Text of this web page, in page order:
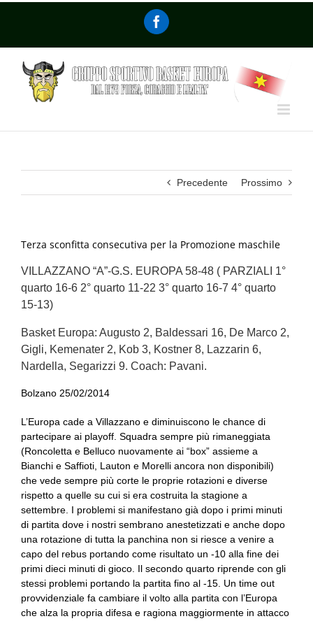
Precedente Prossimo
Terza sconfitta consecutiva per la Promozione maschile
VILLAZZANO “A”-G.S. EUROPA 58-48 ( PARZIALI 1°
quarto 16-6 2° quarto 11-22 3° quarto 16-7 4° quarto
15-13)
Basket Europa: Augusto 2, Baldessari 16, De Marco 2,
Gigli, Kemenater 2, Kob 3, Kostner 8, Lazzarin 6,
Nardella, Segarizzi 9. Coach: Pavani.
Bolzano 25/02/2014
L’Europa cade a Villazzano e diminuiscono le chance di
partecipare ai playoff. Squadra sempre più rimaneggiata
(Roncoletta e Belluco nuovamente ai “box” assieme a
Bianchi e Saffioti, Lauton e Morelli ancora non disponibili)
che vede sempre più corte le proprie rotazioni e diverse
rispetto a quelle su cui si era costruita la stagione a
settembre. I problemi si manifestano già dopo i primi minuti
di partita dove i nostri sembrano anestetizzati e anche dopo
una rotazione di tutta la panchina non si riesce a venire a
capo del rebus portando come risultato un -10 alla fine dei
primi dieci minuti di gioco. Il secondo quarto riprende con gli
stessi problemi portando la partita fino al -15. Un time out
provvidenziale fa cambiare il volto alla partita con l’Europa
che alza la propria difesa e ragiona maggiormente in attacco